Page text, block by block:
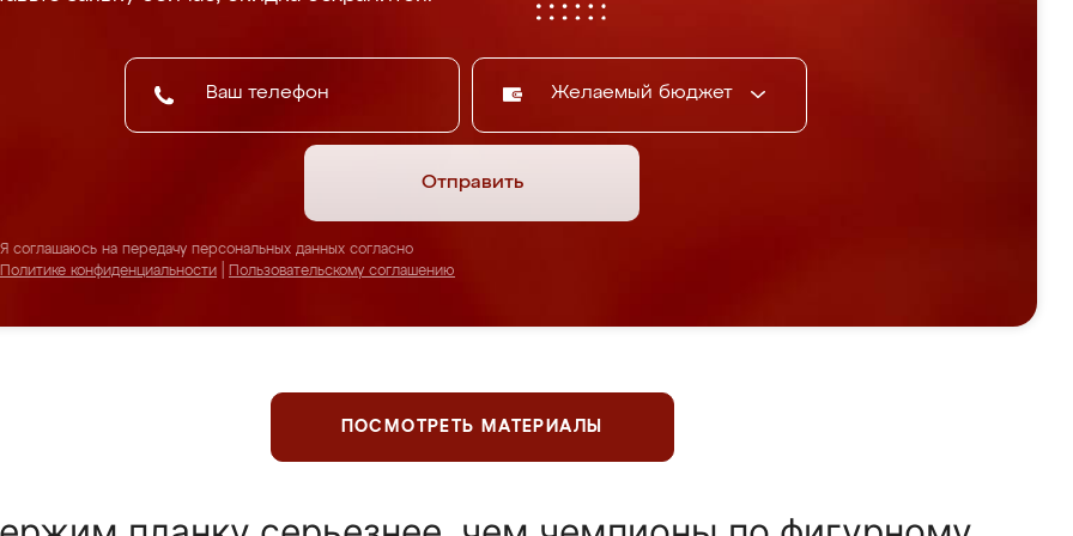
Желаемый бюджет
Отправить
Я соглашаюсь на передачу персональных данных согласно
Политике конфиденциальности
Пользовательскому соглашению
ПОСМОТРЕТЬ МАТЕРИАЛЫ